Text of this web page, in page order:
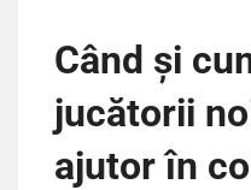
Când și
jucătorii
ajutor în